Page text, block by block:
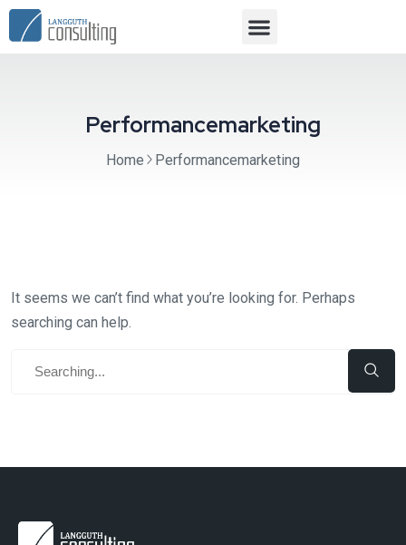
Performancemarketing
Home Performancemarketing
It seems we can’t find what you’re looking for. Perhaps
searching can help.